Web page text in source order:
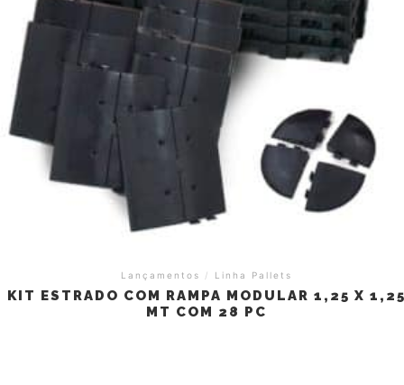
Lançamentos / Linha Pallets
KIT ESTRADO COM RAMPA MODULAR 1,25 X
MT COM 28 PC